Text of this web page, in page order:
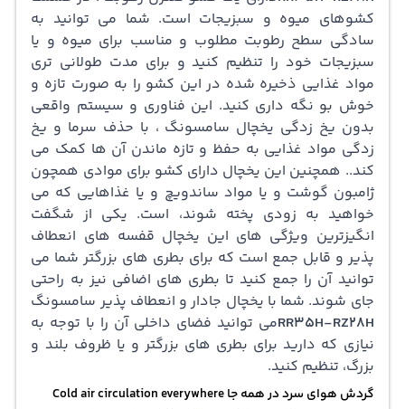
کشوهای میوه و سبزیجات است. شما می توانید به
سادگی سطح رطوبت مطلوب و مناسب برای میوه و یا
سبزیجات خود را تنظیم کنید و برای مدت طولانی تری
مواد غذایی ذخیره شده در این کشو را به صورت تازه و
خوش بو نگه داری کنید. این فناوری و سیستم واقعی
بدون یخ زدگی یخچال سامسونگ ، با حذف سرما و یخ
زدگی مواد غذایی به حفظ و تازه ماندن آن ها کمک می
کند.. همچنین این یخچال دارای کشو برای موادی همچون
ژامبون گوشت و یا مواد ساندویچ و یا غذاهایی که می
خواهید به زودی پخته شوند، است. یکی از شگفت
انگیزترین ویژگی های این یخچال قفسه های انعطاف
پذیر و قابل جمع است که برای بطری های بزرگتر شما می
توانید آن را جمع کنید تا بطری های اضافی نیز به راحتی
جای شوند. شما با یخچال جادار و انعطاف پذیر سامسونگ
RR35H-RZ28Hمی توانید فضای داخلی آن را با توجه به
نیازی که دارید برای بطری های بزرگتر و یا ظروف بلند و
بزرگ، تنظیم کنید.
گردش هوای سرد در همه جا Cold air circulation everywhere